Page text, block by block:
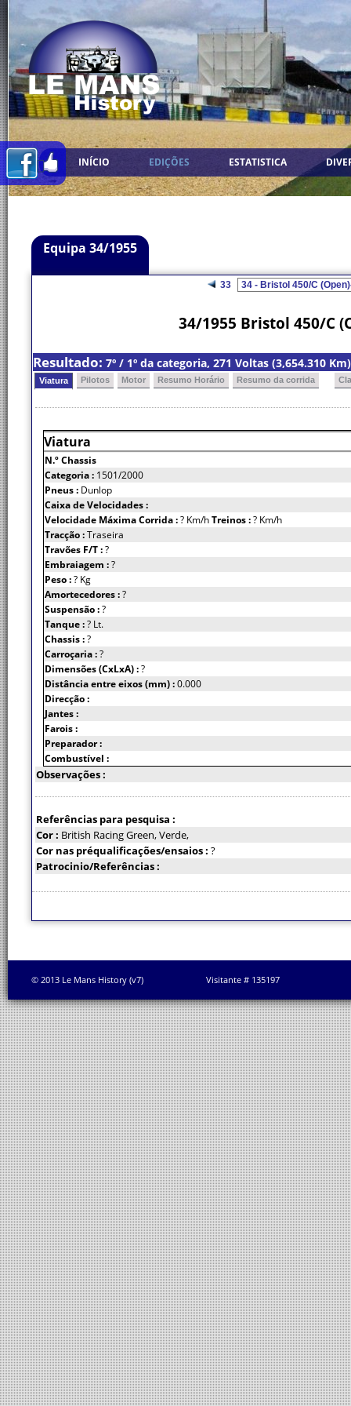
INÍCIO EDIÇÕES ESTATISTICA
Equipa 34/1955
33
34/1955 Bristol 450/C
Resultado: 7º / 1º da categoria, 271 Voltas (3,654.310
Viatura Pilotos Motor Resumo Horário Resumo da corrida
Viatura
N.º Chassis
Categoria : 1501/2000
Pneus : Dunlop
Caixa de Velocidades :
Velocidade Máxima Corrida :? Km/hTreinos :? Km/h
Tracção :Traseira
Travões F/T :?
Embraiagem :?
Peso :? Kg
Amortecedores :?
Suspensão :?
Tanque :? Lt.
Chassis :?
Carroçaria :?
Dimensões (CxLxA) :?
Distância entre eixos (mm) :0.000
Direcção :
Jantes :
Farois :
Preparador :
Combustível :
Observações :
Referências para pesquisa :
Cor : British Racing Green, Verde,
Cor nas préqualificações/ensaios : ?
Patrocinio/Referências :
© 2013 Le Mans History (v7) Visitante # 135197